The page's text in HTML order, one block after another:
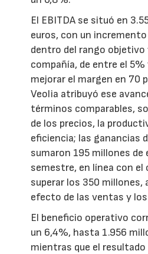
El EBITDA se situó en
euros, con un
dentro del rango objetivo
compañía, de entre el
mejorar el margen en 70
Veolia atribuyó ese
términos comparables,
de los precios, la
eficiencia; las ganancias
sumaron 195 millones de
semestre, en línea con el
superar los 350 millones,
efecto de las ventas y
El beneficio operativo
un 6,4%, hasta 1.956
mientras que el